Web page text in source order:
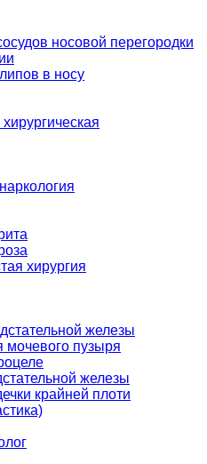
носовой перегородки
в носу
хирургия
железы
мочевого пузыря
железы
крайней плоти